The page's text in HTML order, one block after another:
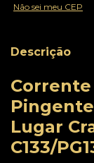
Não sei meu CEP
Descrição
Corrente
Lugar
C133/